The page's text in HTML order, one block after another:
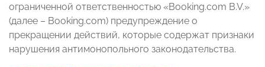
ограниченной ответственностью «Booking.com B.V.»
(далее – Booking.com) предупреждение о
прекращении действий, которые содержат признаки
нарушения антимонопольного законодательства.